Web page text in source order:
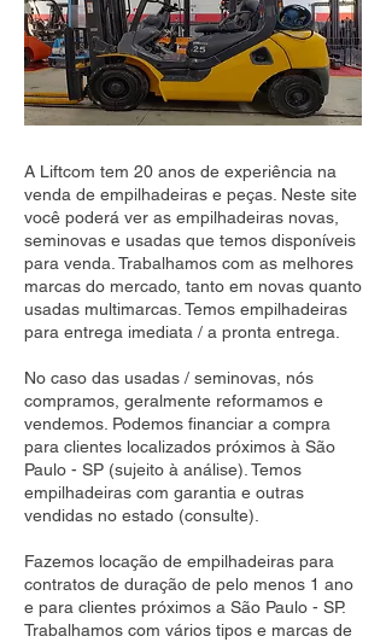
A Liftcom tem 20 anos de experiência na
venda de empilhadeiras e peças. Neste site
você poderá ver as empilhadeiras novas,
seminovas e usadas que temos disponíveis
para venda. Trabalhamos com as melhores
marcas do mercado, tanto em novas quanto
usadas multimarcas. Temos empilhadeiras
para entrega imediata / a pronta entrega.
No caso das usadas / seminovas, nós
compramos, geralmente reformamos e
vendemos. Podemos financiar a compra
para clientes localizados próximos à São
Paulo - SP (sujeito à análise). Temos
empilhadeiras com garantia e outras
vendidas no estado (consulte).
Fazemos locação de empilhadeiras para
contratos de duração de pelo menos 1 ano
e para clientes próximos a São Paulo - SP.
Trabalhamos com vários tipos e marcas de